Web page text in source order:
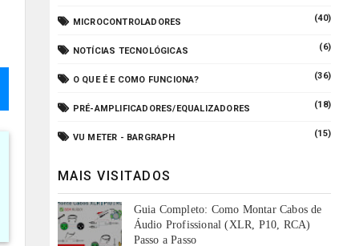
MICROCONTROLADORES (40)
NOTÍCIAS TECNOLÓGICAS (6)
O QUE É E COMO FUNCIONA? (36)
PRÉ-AMPLIFICADORES/EQUALIZADORES (18)
VU METER - BARGRAPH (15)
MAIS VISITADOS
Guia Completo: Como Montar Cabos de
Áudio Profissional (XLR, P10, RCA)
Passo a Passo